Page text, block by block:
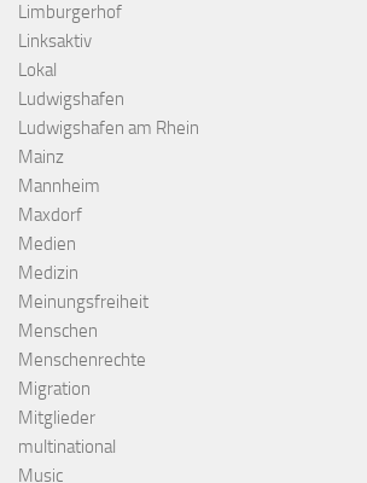
Limburgerhof
Linksaktiv
Lokal
Ludwigshafen
Ludwigshafen am Rhein
Mainz
Mannheim
Maxdorf
Medien
Medizin
Meinungsfreiheit
Menschen
Menschenrechte
Migration
Mitglieder
multinational
Music